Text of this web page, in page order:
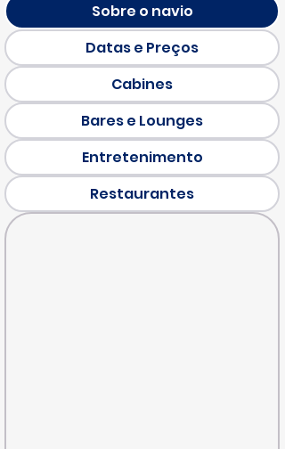
Sobre o navio
Datas e Preços
Cabines
Bares e Lounges
Entretenimento
Restaurantes